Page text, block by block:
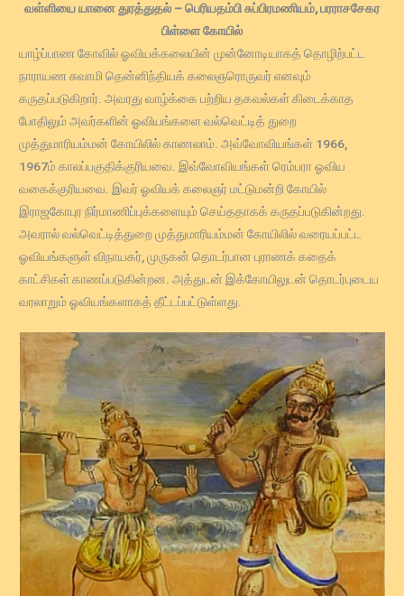
வள்ளியை யானை துரத்துதல் – பெரியதம்பி சுப்பிரமணியம், பரராசசேகர
பிள்ளை கோயில்
யாழ்ப்பாண கோவில் ஓவியக்கலையின் முன்னோடியாகத் தொழிற்பட்ட
நாராயண சுவாமி தென்னிந்தியக் கலைஞரொருவர் எனவும்
கருதப்படுகிறார். அவரது வாழ்க்கை பற்றிய தகவல்கள் கிடைக்காத
போதிலும் அவர்களின் ஓவியங்களை வல்வெட்டித் துறை
முத்துமாரியம்மன் கோயிலில் காணலாம். அவ்வோவியங்கள் 1966,
1967ம் காலப்பகுதிக்குரியவை. இவ்வோவியங்கள் ரெம்பரா ஓவிய
வகைக்குரியவை. இவர் ஓவியக் கலைஞர் மட்டுமன்றி கோயில்
இராஜகோபுர நிர்மாணிப்புக்களையும் செய்ததாகக் கருதப்படுகின்றது.
அவரால் வல்வெட்டித்துறை முத்துமாரியம்மன் கோயிலில் வரையப்பட்ட
ஓவியங்களுள் விநாயகர், முருகன் தொடர்பான புராணக் கதைக்
காட்சிகள் காணப்படுகின்றன. அத்துடன் இக்கோயிலுடன் தொடர்புடைய
வரலாறும் ஓவியங்களாகத் தீட்டப்பட்டுள்ளது.